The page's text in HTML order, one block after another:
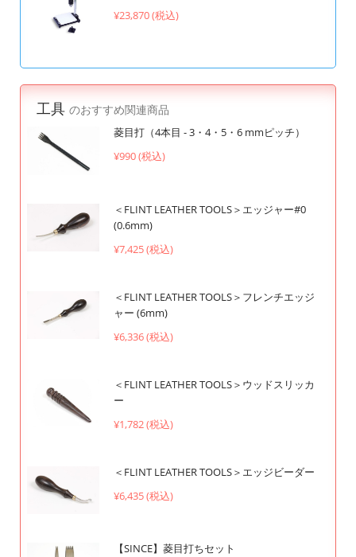
¥23,870 (税込)
工具 のおすすめ関連商品
菱目打（4本目 - 3・4・5・6 mmピッチ）
¥990 (税込)
＜FLINT LEATHER TOOLS＞エッジャー#0
(0.6mm)
¥7,425 (税込)
＜FLINT LEATHER TOOLS＞フレンチエッジ
ャー (6mm)
¥6,336 (税込)
＜FLINT LEATHER TOOLS＞ウッドスリッカ
ー
¥1,782 (税込)
＜FLINT LEATHER TOOLS＞エッジビーダー
¥6,435 (税込)
【SINCE】菱目打ちセット